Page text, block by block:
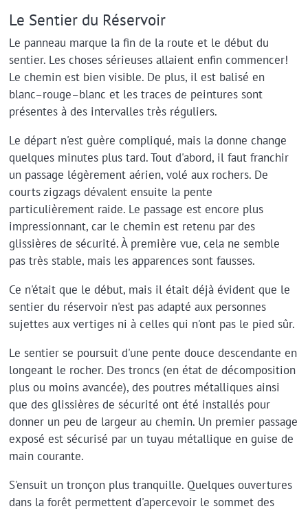
Le Sentier du Réservoir
Le panneau marque la fin de la route et le début du
sentier. Les choses sérieuses allaient enfin commencer!
Le chemin est bien visible. De plus, il est balisé en
blanc–rouge–blanc et les traces de peintures sont
présentes à des intervalles très réguliers.
Le départ n'est guère compliqué, mais la donne change
quelques minutes plus tard. Tout d'abord, il faut franchir
un passage légèrement aérien, volé aux rochers. De
courts zigzags dévalent ensuite la pente
particulièrement raide. Le passage est encore plus
impressionnant, car le chemin est retenu par des
glissières de sécurité. À première vue, cela ne semble
pas très stable, mais les apparences sont fausses.
Ce n'était que le début, mais il était déjà évident que le
sentier du réservoir n'est pas adapté aux personnes
sujettes aux vertiges ni à celles qui n'ont pas le pied sûr.
Le sentier se poursuit d'une pente douce descendante en
longeant le rocher. Des troncs (en état de décomposition
plus ou moins avancée), des poutres métalliques ainsi
que des glissières de sécurité ont été installés pour
donner un peu de largeur au chemin. Un premier passage
exposé est sécurisé par un tuyau métallique en guise de
main courante.
S'ensuit un tronçon plus tranquille. Quelques ouvertures
dans la forêt permettent d'apercevoir le sommet des